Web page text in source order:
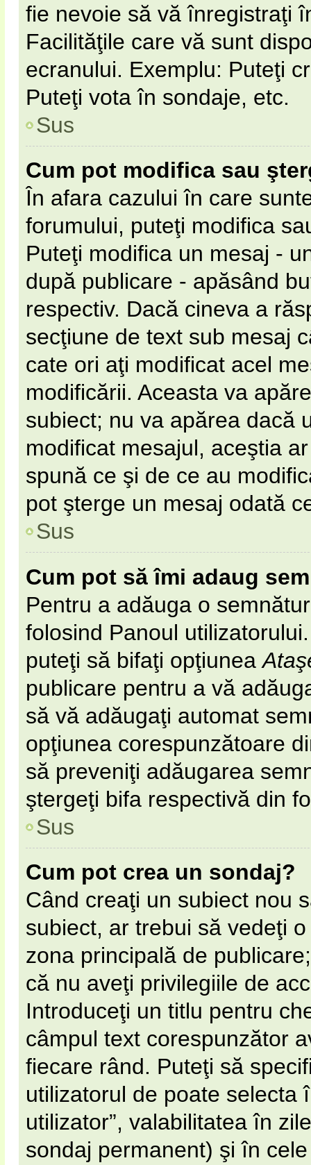
fie nevoie să vă înregistraţi
Facilităţile care vă sunt
ecranului. Exemplu: Puteţi
Puteţi vota în sondaje, etc.
Sus
Cum pot modifica sau
În afara cazului în care
forumului, puteţi modifica
Puteţi modifica un mesaj -
după publicare - apăsând
respectiv. Dacă cineva a
secţiune de text sub mesaj
cate ori aţi modificat acel
modificării. Aceasta va
subiect; nu va apărea dacă
modificat mesajul, aceştia
spună ce şi de ce au
pot şterge un mesaj odată
Sus
Cum pot să îmi adaug
Pentru a adăuga o
folosind Panoul
puteţi să bifaţi opţiunea
publicare pentru a vă
să vă adăugaţi automat
opţiunea corespunzătoare
să preveniţi adăugarea
ştergeţi bifa respectivă din
Sus
Cum pot crea un sondaj?
Când creaţi un subiect nou
subiect, ar trebui să vedeţi
zona principală de
că nu aveţi privilegiile de
Introduceţi un titlu pentru
câmpul text corespunzător
fiecare rând. Puteţi să
utilizatorul de poate selecta
utilizator”, valabilitatea în
sondaj permanent) şi în